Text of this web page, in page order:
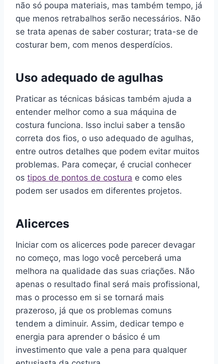
não só poupa materiais, mas também tempo, já
que menos retrabalhos serão necessários. Não
se trata apenas de saber costurar; trata-se de
costurar bem, com menos desperdícios.
Uso adequado de agulhas
Praticar as técnicas básicas também ajuda a
entender melhor como a sua máquina de
costura funciona. Isso inclui saber a tensão
correta dos fios, o uso adequado de agulhas,
entre outros detalhes que podem evitar muitos
problemas. Para começar, é crucial conhecer
os tipos de pontos de costura e como eles
podem ser usados em diferentes projetos.
Alicerces
Iniciar com os alicerces pode parecer devagar
no começo, mas logo você perceberá uma
melhora na qualidade das suas criações. Não
apenas o resultado final será mais profissional,
mas o processo em si se tornará mais
prazeroso, já que os problemas comuns
tendem a diminuir. Assim, dedicar tempo e
energia para aprender o básico é um
investimento que vale a pena para qualquer